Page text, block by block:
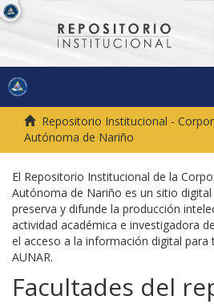
Repositorio Institucional -
Autónoma de Nariño
El Repositorio Institucional de la
Autónoma de Nariño es un sitio
preserva y difunde la producción
actividad académica e investigadora
el acceso a la información digital para
AUNAR.
Facultades del